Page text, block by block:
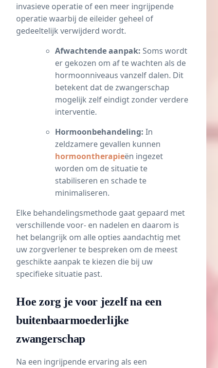
invasieve operatie of een meer ingrijpende
operatie waarbij de eileider geheel of
gedeeltelijk verwijderd wordt.
Afwachtende aanpak: Soms wordt
er gekozen om af te wachten als de
hormoonniveaus vanzelf dalen. Dit
betekent dat de zwangerschap
mogelijk zelf eindigt zonder verdere
interventie.
Hormoonbehandeling: In
zeldzamere gevallen kunnen
hormoontherapieën ingezet
worden om de situatie te
stabiliseren en schade te
minimaliseren.
Elke behandelingsmethode gaat gepaard met
verschillende voor- en nadelen en daarom is
het belangrijk om alle opties aandachtig met
uw zorgverlener te bespreken om de meest
geschikte aanpak te kiezen die bij uw
specifieke situatie past.
Hoe zorg je voor jezelf na een
buitenbaarmoederlijke
zwangerschap
Na een ingrijpende ervaring als een